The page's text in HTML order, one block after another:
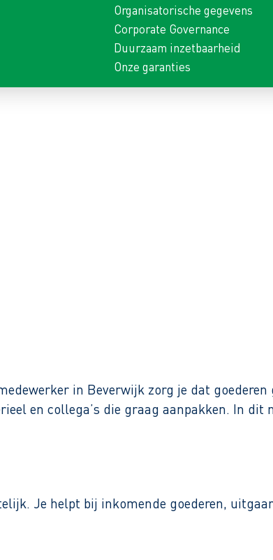
Organisatorische gegevens
Corporate Governance
Duurzaam inzetbaarheid
Onze garanties
in Beverwijk zorg je dat
en collega’s die graag aanpakken. In dit
Je helpt bij inkomende goederen,